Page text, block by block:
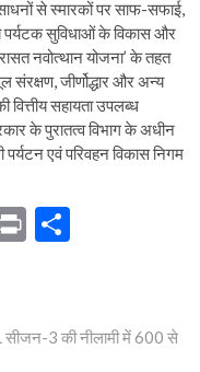
से स्मारकों पर साफ-सफाई,
पर्यटक सुविधाओं के विकास और
नवोत्थान योजना’ के तहत
जीर्णोद्धार और अन्य
सहायता उपलब्ध
के पुरातत्व विभाग के अधीन
एवं परिवहन विकास निगम
Pr
e
3 की नीलामी में 600 से